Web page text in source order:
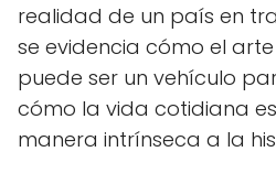
realidad de un país en
se evidencia cómo el
puede ser un vehículo
cómo la vida cotidiana
manera intrínseca a la